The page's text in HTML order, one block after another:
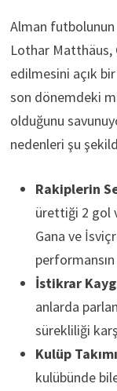
Alman
Lothar Matthäus,
edilmesini açık
son dönemdeki
olduğunu
nedenleri şu
Rakiplerin
ürettiği 2 gol
Gana ve
İstikrar
anlarda
sürekliliği
Kulüp
kulübünde